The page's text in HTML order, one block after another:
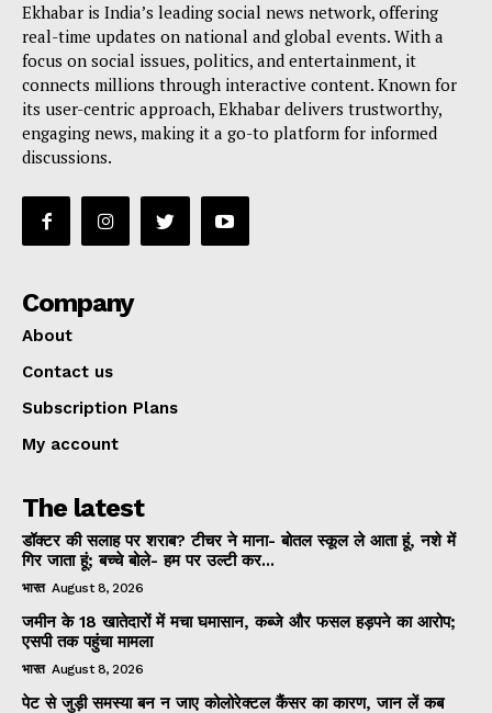
Ekhabar is India’s leading social news network, offering
real-time updates on national and global events. With a
focus on social issues, politics, and entertainment, it
connects millions through interactive content. Known for
its user-centric approach, Ekhabar delivers trustworthy,
engaging news, making it a go-to platform for informed
discussions.
Company
About
Contact us
Subscription Plans
My account
The latest
डॉक्टर की सलाह पर शराब? टीचर ने माना- बोतल स्कूल ले आता हूं, नशे में
गिर जाता हूं; बच्चे बोले- हम पर उल्टी कर...
भारत August 8, 2026
जमीन के 18 खातेदारों में मचा घमासान, कब्जे और फसल हड़पने का आरोप;
एसपी तक पहुंचा मामला
भारत August 8, 2026
पेट से जुड़ी समस्या बन न जाए कोलोरेक्टल कैंसर का कारण, जान लें कब